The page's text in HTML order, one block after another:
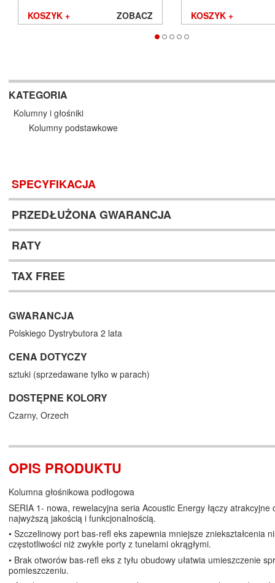
KOSZYK + ZOBACZ KOSZYK +
KATEGORIA
Kolumny i głośniki
Kolumny podstawkowe
SPECYFIKACJA
PRZEDŁUŻONA GWARANCJA
RATY
TAX FREE
GWARANCJA
Polskiego Dystrybutora 2 lata
CENA DOTYCZY
sztuki (sprzedawane tylko w parach)
DOSTĘPNE KOLORY
Czarny, Orzech
OPIS PRODUKTU
Kolumna głośnikowa podłogowa
SERIA 1- nowa, rewelacyjna seria Acoustic Energy łączy atrakcyjne
najwyższą jakością i funkcjonalnością.
• Szczelinowy port bas-refl eks zapewnia mniejsze zniekształcenia
częstotliwości niż zwykłe porty z tunelami okrągłymi.
• Brak otworów bas-refl eks z tyłu obudowy ułatwia umieszczenie
pomieszczeniu.